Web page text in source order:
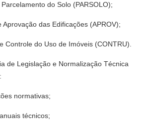
do Solo (PARSOLO);
das Edificações (APROV);
Controle do Uso de Imóveis (CONTRU).
de Legislação e Normalização Técnica
normativas;
técnicos;